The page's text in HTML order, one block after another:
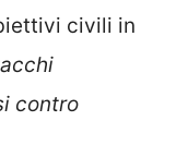
civili in
contro